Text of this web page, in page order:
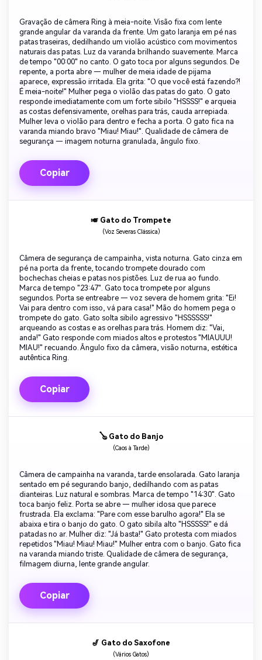
Gravação de câmera Ring à meia-noite. Visão fixa com lente
grande angular da varanda da frente. Um gato laranja em pé nas
patas traseiras, dedilhando um violão acústico com movimentos
naturais das patas. Luz da varanda brilhando suavemente. Marca
de tempo "00:00" no canto. O gato toca por alguns segundos. De
repente, a porta abre — mulher de meia idade de pijama
aparece, expressão irritada. Ela grita: "O que você está fazendo?!
É meia-noite!" Mulher pega o violão das patas do gato. O gato
responde imediatamente com um forte sibilo "HSSSS!" e arqueia
as costas defensivamente, orelhas para trás, cauda arrepiada.
Mulher leva o violão para dentro e fecha a porta. O gato fica na
varanda miando bravo "Miau! Miau!". Qualidade de câmera de
segurança — imagem noturna granulada, ângulo fixo.
Copiar
🎺 Gato do Trompete
(Voz Severas Clássica)
Câmera de segurança de campainha, vista noturna. Gato cinza em
pé na porta da frente, tocando trompete dourado com
bochechas cheias e patas nos pistões. Luz de rua ao fundo.
Marca de tempo "23:47". Gato toca trompete por alguns
segundos. Porta se entreabre — voz severa de homem grita: "Ei!
Vai para dentro com isso, vá para casa!" Mão do homem pega o
trompete do gato. Gato solta sibilo agressivo "HSSSSSS!"
arqueando as costas e as orelhas para trás. Homem diz: "Vai,
anda!" Gato responde com miados altos e protestos "MIAUUU!
MIAU!" recuando. Ângulo fixo da câmera, visão noturna, estética
autêntica Ring.
Copiar
🪕 Gato do Banjo
(Caos à Tarde)
Câmera de campainha na varanda, tarde ensolarada. Gato laranja
sentado em pé segurando banjo, dedilhando com as patas
dianteiras. Luz natural e sombras. Marca de tempo "14:30". Gato
toca banjo feliz. Porta se abre — mulher idosa que parece
frustrada. Ela exclama: "Pare com esse barulho agora!" Ela se
abaixa e tira o banjo do gato. O gato sibila alto "HSSSSS!" e dá
patadas no ar. Mulher diz: "Já basta!" Gato protesta com miados
repetidos "Miau! Miau! Miau!" Mulher entra com o banjo. Gato fica
na varanda miando triste. Qualidade de câmera de segurança,
filmagem diurna, lente grande angular.
Copiar
🎷 Gato do Saxofone
(Vários Gatos)